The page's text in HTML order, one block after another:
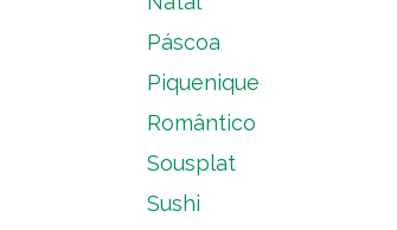
Páscoa
Piquenique
Romântico
Sousplat
Sushi